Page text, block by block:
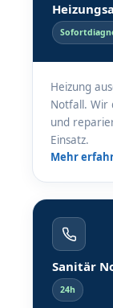
Heizung
Notfall. Wir
und
Einsatz.
Mehr
Sanitär
24h